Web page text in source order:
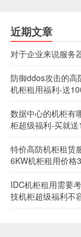
近期文章
对于企业来说服务
防御ddos攻击的高
机柜租用福利-送
数据中心的机柜有
柜超级福利-买就
特价高防机柜租赁
6KW机柜租用价格
IDC机柜租用需要
技机柜超级福利不